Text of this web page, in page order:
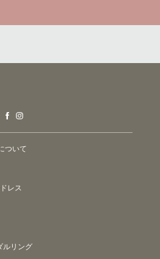
ついて
レス
ルリング